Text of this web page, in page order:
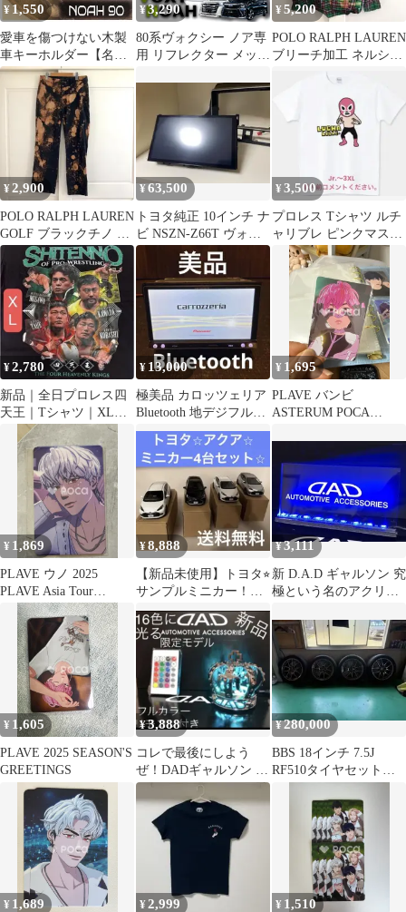
¥1,550
愛車を傷つけない木製
車キーホルダー【名入
れナンバー刻印無料】
90系NOHA ノア トヨ
タ Toyota
¥3,290
80系ヴォクシー ノア専
用 リフレクター メッキ
¥5,200
POLO RALPH LAUREN
ブリーチ加工 ネルシャ
ツ グリーン XL古着
¥2,900
POLO RALPH LAUREN
GOLF ブラックチノ ブ
リーチ加工 34
¥63,500
トヨタ純正 10インチ ナ
ビ NSZN-Z66T ヴォク
シー ノアパネル付き
¥3,500
プロレス Tシャツ ルチ
ャリブレ ピンクマスク
マン チャンピオン ミル
マスカラス
¥2,780
新品｜全日プロレス四
天王｜Tシャツ｜XL｜
三沢｜小橋｜田上｜川
田｜綿100%
¥ 13,000
極美品 カロッツェリア
Bluetooth 地デジフルセ
グ ナビ 動作確認済
¥ 1,695
PLAVE バンビ
ASTERUM POCA
¥ 1,869
PLAVE ウノ 2025
PLAVE Asia Tour
[DASH: Quantum Leap]
Encore 購入特典
¥8,888
【新品未使用】トヨタ⭐︎
サンプルミニカー！ア
クア⭐︎人気色４台セット
⭐︎即発送⭐︎
¥3,111
新 D.A.D ギャルソン 究
極という名のアクリル
¥ 1,605
PLAVE 2025 SEASON'S
GREETINGS
¥3,888
コレで最後にしよう
ぜ！DADギャルソン 16
色フルカラー遠隔操作
リモコン付き
¥280,000
BBS 18インチ 7.5J
RF510タイヤセット
¥ 1,689 ¥2,999 ¥ 1,510